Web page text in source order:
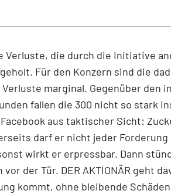
Verluste, die durch die Initiative
Für den Konzern sind die
marginal. Gegenüber den
fallen die 300 nicht so stark
aus taktischer Sicht:
darf er nicht jeder Forderung
wirkt er erpressbar. Dann
der Tür. DER AKTIONÄR geht
kommt, ohne bleibende